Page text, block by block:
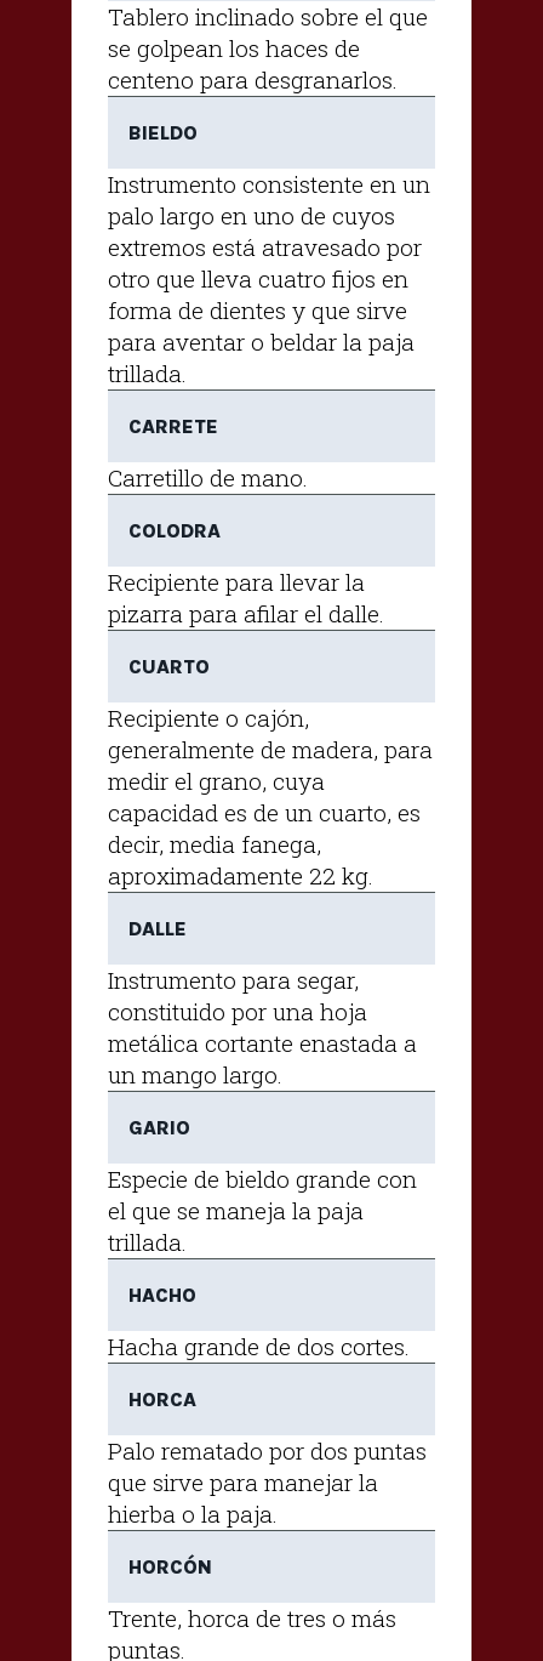
Tablero inclinado sobre el que
se golpean los haces de
centeno para desgranarlos.
BIELDO
Instrumento consistente en un
palo largo en uno de cuyos
extremos está atravesado por
otro que lleva cuatro fijos en
forma de dientes y que sirve
para aventar o beldar la paja
trillada.
CARRETE
Carretillo de mano.
COLODRA
Recipiente para llevar la
pizarra para afilar el dalle.
CUARTO
Recipiente o cajón,
generalmente de madera, para
medir el grano, cuya
capacidad es de un cuarto, es
decir, media fanega,
aproximadamente 22 kg.
DALLE
Instrumento para segar,
constituido por una hoja
metálica cortante enastada a
un mango largo.
GARIO
Especie de bieldo grande con
el que se maneja la paja
trillada.
HACHO
Hacha grande de dos cortes.
HORCA
Palo rematado por dos puntas
que sirve para manejar la
hierba o la paja.
HORCÓN
Trente, horca de tres o más
puntas.